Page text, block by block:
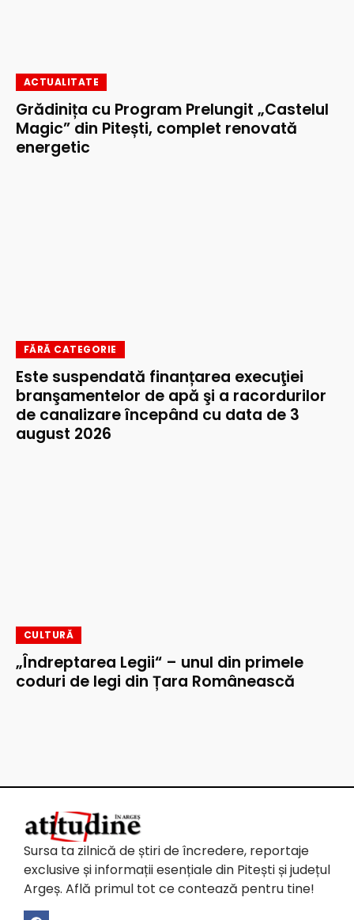
ACTUALITATE
Grădinița cu Program Prelungit „Castelul
Magic” din Pitești, complet renovată
energetic
FĂRĂ CATEGORIE
Este suspendată finanțarea execuţiei
branşamentelor de apă şi a racordurilor
de canalizare începând cu data de 3
august 2026
CULTURĂ
„Îndreptarea Legii“ – unul din primele
coduri de legi din Țara Românească
Sursa ta zilnică de știri de încredere, reportaje
exclusive și informații esențiale din Pitești și județul
Argeș. Află primul tot ce contează pentru tine!